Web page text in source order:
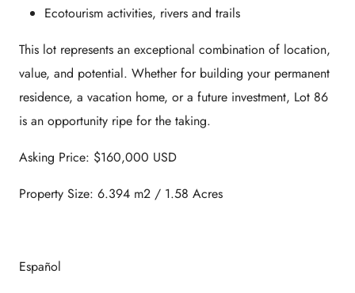
Ecotourism activities, rivers and trails
This lot represents an exceptional combination of location,
value, and potential. Whether for building your permanent
residence, a vacation home, or a future investment, Lot 86
is an opportunity ripe for the taking.
Asking Price: $160,000 USD
Property Size: 6.394 m2 / 1.58 Acres
Español